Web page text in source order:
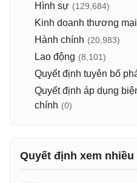
Hình sự (129,684)
Kinh doanh thương mại
Hành chính (20,983)
Lao động (8,101)
Quyết định tuyên bố
Quyết định áp dụng
chính (0)
Quyết định xem nhiều